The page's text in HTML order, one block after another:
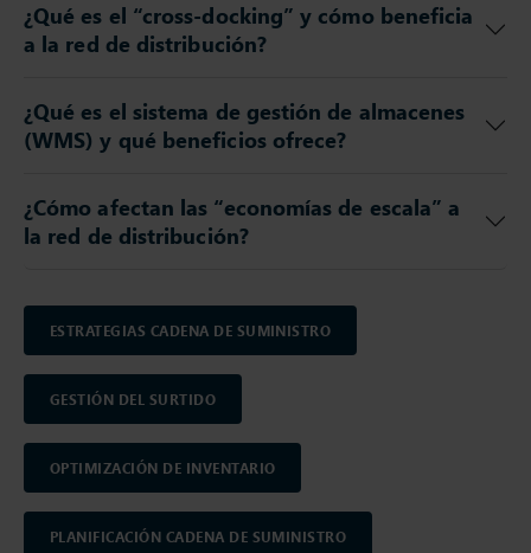
¿Qué es el “cross-docking” y cómo beneficia
a la red de distribución?
¿Qué es el sistema de gestión de almacenes
(WMS) y qué beneficios ofrece?
¿Cómo afectan las “economías de escala” a
la red de distribución?
ESTRATEGIAS CADENA DE SUMINISTRO
GESTIÓN DEL SURTIDO
OPTIMIZACIÓN DE INVENTARIO
PLANIFICACIÓN CADENA DE SUMINISTRO